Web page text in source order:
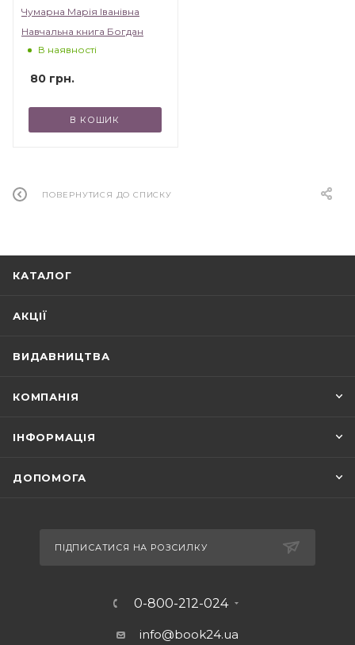
Чумарна Марія Іванівна
Навчальна книга Богдан
В наявності
80 грн.
В КОШИК
ПОВЕРНУТИСЯ ДО СПИСКУ
КАТАЛОГ
АКЦІЇ
ВИДАВНИЦТВА
КОМПАНІЯ
ІНФОРМАЦІЯ
ДОПОМОГА
ПІДПИСАТИСЯ НА РОЗСИЛКУ
0-800-212-024
info@book24.ua